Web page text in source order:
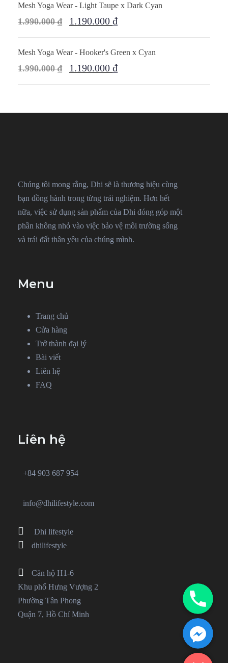
Mesh Yoga Wear - Light Taupe x Dark Cyan
1.990.000₫ 1.190.000 ₫
Mesh Yoga Wear - Hooker's Green x Cyan
1.990.000₫ 1.190.000 ₫
Chúng tôi mong rằng, Dhi sẽ là thương hiệu cùng
bạn đồng hành trong từng trải nghiệm. Hơn hết
nữa, việc sử dụng sản phẩm của Dhi đóng góp một
phần không nhỏ vào việc bảo vệ môi trường sống
và trái đất thân yêu của chúng mình.
Menu
Trang chủ
Cửa hàng
Trở thành đại lý
Bài viết
Liên hệ
FAQ
Liên hệ
+84 903 687 954
info@dhilifestyle.com
Dhi lifestyle
dhilifestyle
Căn hộ H1-6
Khu phố Hưng Vượng 2
Phường Tân Phong
Quận 7, Hồ Chí Minh